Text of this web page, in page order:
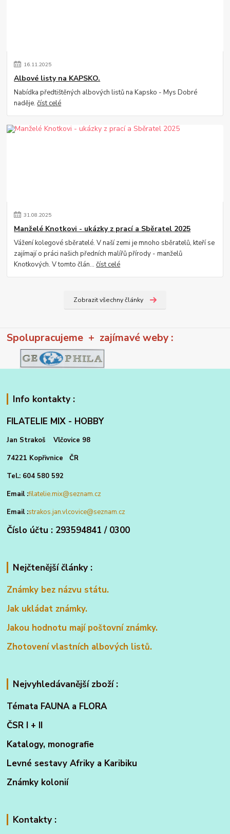
16.11.2025
Albové listy na KAPSKO.
Nabídka předtištěných albových listů na Kapsko - Mys Dobré
naděje.číst celé
31.08.2025
Manželé Knotkovi - ukázky z prací a Sběratel 2025
Vážení kolegové sběratelé. V naší zemi je mnoho sběratelů, kteří se
zajímají o práci našich předních malířů přírody - manželů
Knotkových. V tomto člán...číst celé
Zobrazit všechny články
Spolupracujeme + zajímavé weby :
Info kontakty :
FILATELIE MIX - HOBBY
Jan Strakoš Vlčovice 98
74221 Kopřivnice ČR
Tel.: 604 580 592
Email :filatelie.mix@seznam.cz
Email :strakos.jan.vlcovice@seznam.cz
Číslo účtu : 293594841 / 0300
Nejčtenější články :
Známky bez názvu státu.
Jak ukládat známky.
Jakou hodnotu mají poštovní známky.
Zhotovení vlastních albových listů.
Nejvyhledávanější zboží :
Témata FAUNA a FLORA
ČSR I + II
Katalogy, monografie
Levné sestavy Afriky a Karibiku
Známky kolonií
Kontakty :